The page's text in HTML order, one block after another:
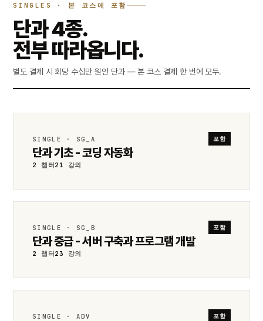
SINGLES · 본 코스에 포함
단과 4종.
전부 따라옵니다.
별도 결제 시 회당 수십만 원인 단과 — 본 코스 결제 한 번에 모두.
SINGLE · SG_A 포함
단과 기초 - 코딩 자동화
2 챕터21 강의
SINGLE · SG_B 포함
단과 중급 - 서버 구축과 프로그램 개발
2 챕터23 강의
SINGLE · ADV 포함